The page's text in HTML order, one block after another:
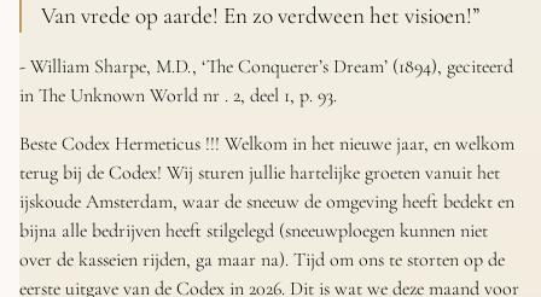
Van vrede op aarde! En zo verdween het visioen!”
- William Sharpe, M.D., ‘The Conquerer’s Dream’ (1894), geciteerd
in The Unknown World nr . 2, deel 1, p. 93.
Beste Codex Hermeticus !!! Welkom in het nieuwe jaar, en welkom
terug bij de Codex! Wij sturen jullie hartelijke groeten vanuit het
ijskoude Amsterdam, waar de sneeuw de omgeving heeft bedekt en
bijna alle bedrijven heeft stilgelegd (sneeuwploegen kunnen niet
over de kasseien rijden, ga maar na). Tijd om ons te storten op de
eerste uitgave van de Codex in 2026. Dit is wat we deze maand voor